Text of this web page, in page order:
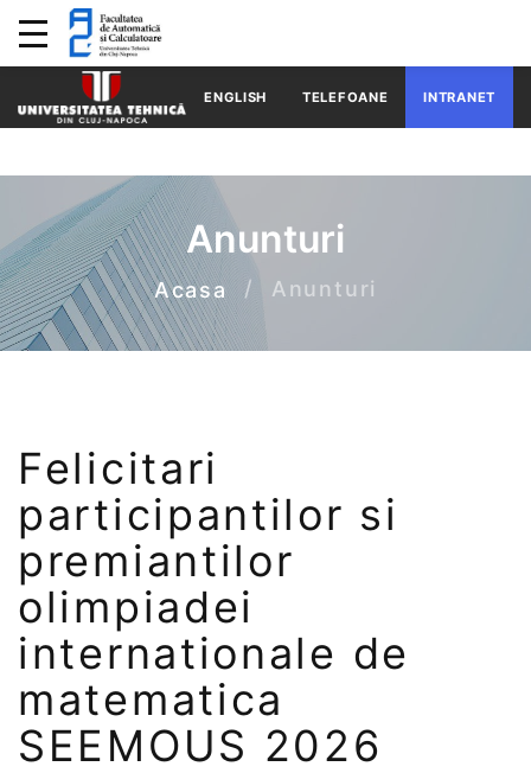
ENGLISH TELEFOANE INTRANET
Anunturi
Acasa Anunturi
Felicitari
participantilor si
premiantilor
olimpiadei
internationale de
matematica
SEEMOUS 2026